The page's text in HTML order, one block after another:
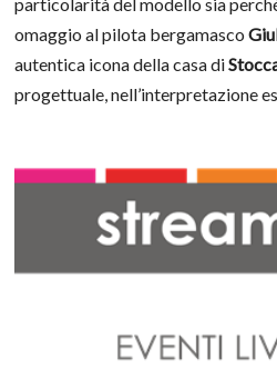
omaggio al pilota bergamasco
autentica icona della casa di
progettuale, nell’interpretazione